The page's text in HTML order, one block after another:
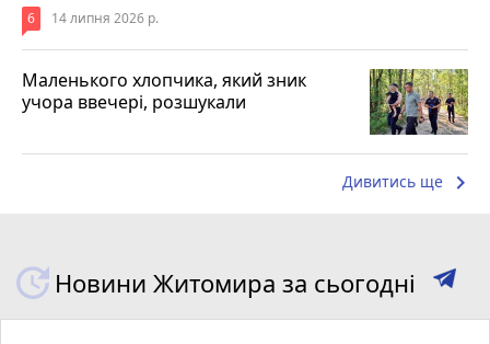
6 14 липня 2026 р.
Маленького хлопчика, який зник
учора ввечері, розшукали
Дивитись ще keyboard_arrow_right
Новини Житомира за сьогодні